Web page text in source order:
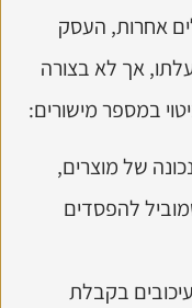
אחרות, העסק
אך לא בצורה
במספר מישורים:
של מוצרים,
להפסדים
עיכובים בקבלת